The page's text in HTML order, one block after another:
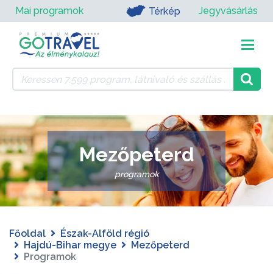
Mai programok Térkép Jegyvásárlás
Mezőpeterd
programok
Főoldal
Észak-Alföld régió
Hajdú-Bihar megye
Mezőpeterd
Programok